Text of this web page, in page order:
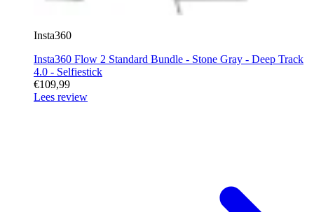
Insta360
Insta360 Flow 2 Standard Bundle - Stone Gray - Deep Track
4.0 - Selfiestick
€109,99
Lees review